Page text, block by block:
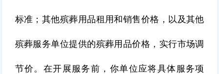
标准；其他殡葬用品租用和销售价格，以及其他
殡葬服务单位提供的殡葬用品价格，实行市场调
节价。在开展服务前，你单位应将具体服务项